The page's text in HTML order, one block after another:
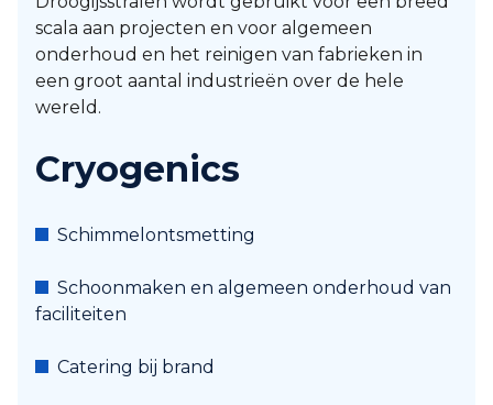
scala aan projecten en voor algemeen
onderhoud en het reinigen van fabrieken in
een groot aantal industrieën over de hele
wereld.
Cryogenics
Schimmelontsmetting
Schoonmaken en algemeen onderhoud van
faciliteiten
Catering bij brand